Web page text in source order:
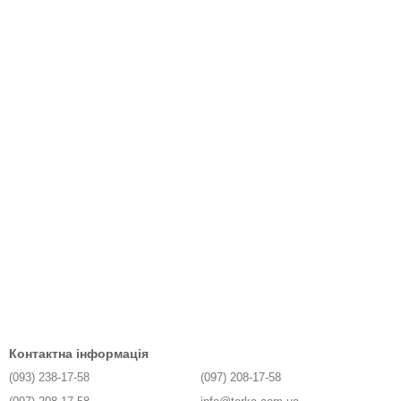
Контактна інформація
(093) 238-17-58
(097) 208-17-58